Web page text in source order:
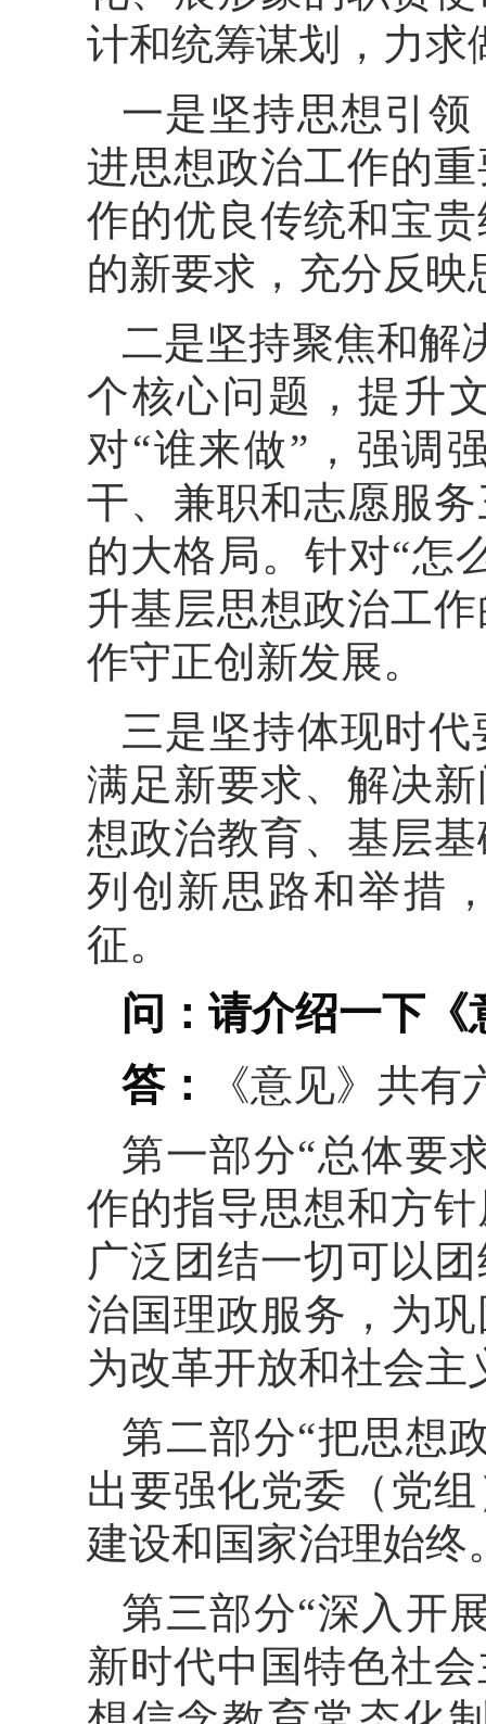
计和统筹谋划，力求
一是坚持思想引
进思想政治工作的
作的优良传统和宝
的新要求，充分反
二是坚持聚焦和解
个核心问题，提升
对“谁来做”，强调
干、兼职和志愿服
的大格局。针对“怎
升基层思想政治工
作守正创新发展。
三是坚持体现时
满足新要求、解决
想政治教育、基层
列创新思路和举措
征。
问：请介绍一下
答：
《意见》共
第一部分“总体要
作的指导思想和方
广泛团结一切可以
治国理政服务，为
为改革开放和社会
第二部分“把思想
出要强化党委（党
建设和国家治理始终
第三部分“深入开
新时代中国特色社